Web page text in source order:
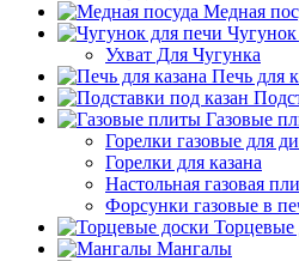
Медная
Ухват Для Чугунка
Печь для
Газовые
Горелки газовые для
Горелки для казана
Настольная газовая
Форсунки газовые в
Торцевые
Мангалы